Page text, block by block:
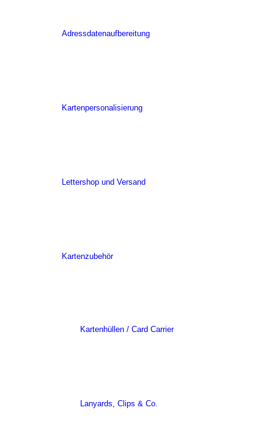
Adressdatenaufbereitung
Kartenpersonalisierung
Lettershop und Versand
Kartenzubehör
Kartenhüllen / Card Carrier
Lanyards, Clips & Co.